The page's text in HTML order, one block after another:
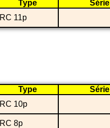
Type
Série
RC 11p
Type
Série
RC 10p
RC 8p